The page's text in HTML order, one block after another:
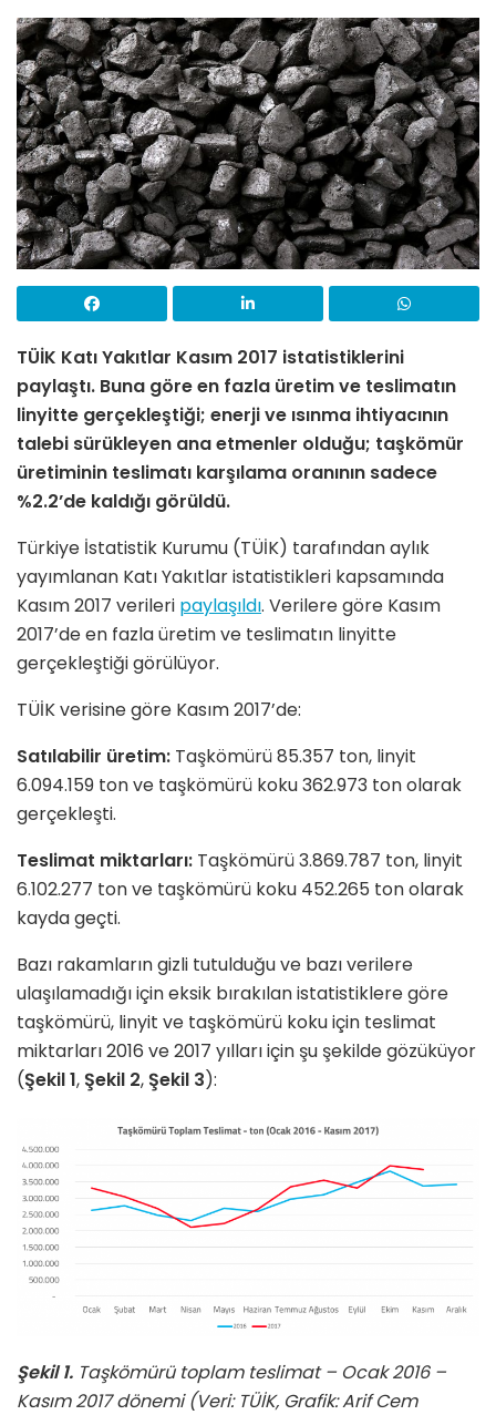
TÜİK Katı Yakıtlar Kasım 2017 istatistiklerini
paylaştı. Buna göre en fazla üretim ve teslimatın
linyitte gerçekleştiği; enerji ve ısınma ihtiyacının
talebi sürükleyen ana etmenler olduğu; taşkömür
üretiminin teslimatı karşılama oranının sadece
%2.2’de kaldığı görüldü.
Türkiye İstatistik Kurumu (TÜİK) tarafından aylık
yayımlanan Katı Yakıtlar istatistikleri kapsamında
Kasım 2017 verileri paylaşıldı. Verilere göre Kasım
2017’de en fazla üretim ve teslimatın linyitte
gerçekleştiği görülüyor.
TÜİK verisine göre Kasım 2017’de:
Satılabilir üretim: Taşkömürü 85.357 ton, linyit
6.094.159 ton ve taşkömürü koku 362.973 ton olarak
gerçekleşti.
Teslimat miktarları: Taşkömürü 3.869.787 ton, linyit
6.102.277 ton ve taşkömürü koku 452.265 ton olarak
kayda geçti.
Bazı rakamların gizli tutulduğu ve bazı verilere
ulaşılamadığı için eksik bırakılan istatistiklere göre
taşkömürü, linyit ve taşkömürü koku için teslimat
miktarları 2016 ve 2017 yılları için şu şekilde gözüküyor
(Şekil 1, Şekil 2, Şekil 3):
Şekil 1. Taşkömürü toplam teslimat – Ocak 2016 –
Kasım 2017 dönemi (Veri: TÜİK, Grafik: Arif Cem